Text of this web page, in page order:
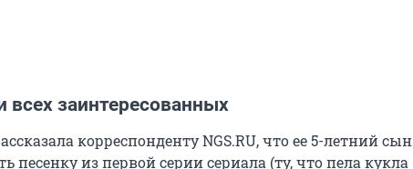
всех заинтересованных
корреспонденту NGS.RU, что ее 5-летний сын
песенку из первой серии сериала (ту, что пела кукла